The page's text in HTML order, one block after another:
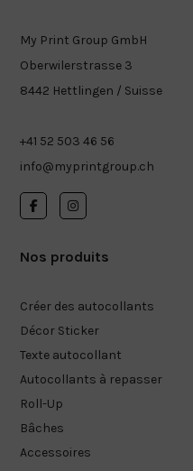
My Print Group GmbH
Oberwilerstrasse 3
8442 Hettlingen / Suisse
+41 52 503 46 56
info@myprintgroup.ch
Nos produits
Créer des autocollants
Décor Sticker
Texte autocollant
Autocollants à repasser
Roll-Up
Bâches
Accessoires